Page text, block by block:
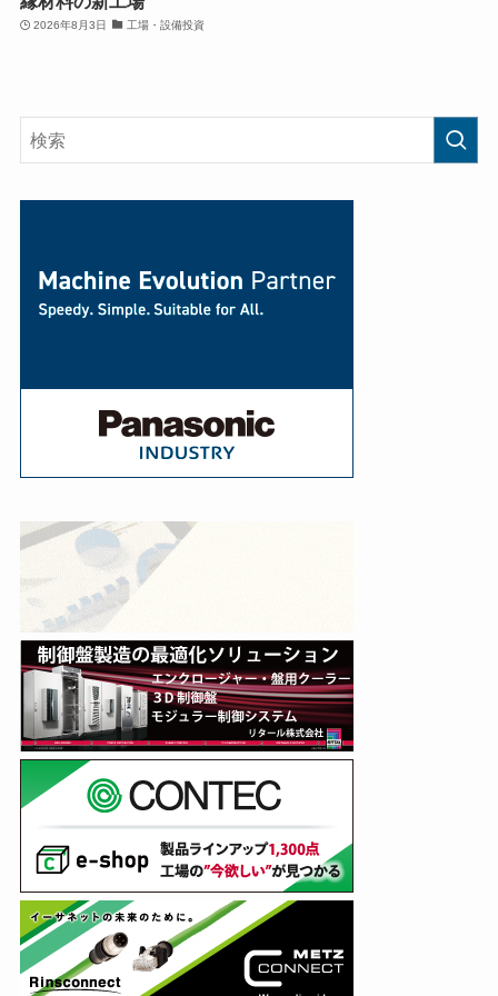
2026年8月3日 工場・設備投資